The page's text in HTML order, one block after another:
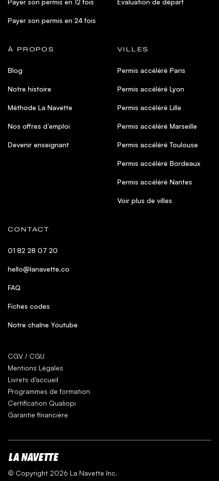
Payer son permis en 12 fois
Payer son permis en 24 fois
Évaluation de départ
À PROPOS
Blog
Notre histoire
Méthode La Navette
Nos offres d’emploi
Devenir enseignant
VILLES
Permis accéléré Paris
Permis accéléré Lyon
Permis accéléré Lille
Permis accéléré Marseille
Permis accéléré Toulouse
Permis accéléré Bordeaux
Permis accéléré Nantes
Voir plus de villes
CONTACT
01 82 28 07 20
hello@lanavette.co
FAQ
Fiches codes
Notre chaîne Youtube
CGV / CGU
Mentions Légales
Livrets d’accueil
Programmes de formation
Certification Qualiopi
Garantie financière
© Copyright 2026 La Navette Inc.